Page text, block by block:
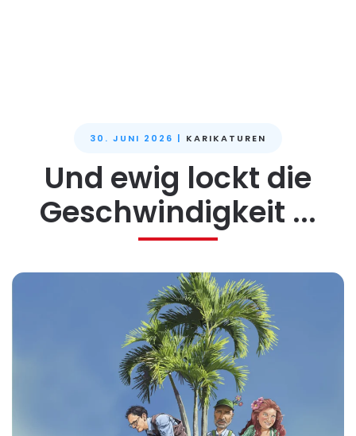
30. JUNI 2026 | KARIKATUREN
Und ewig lockt die
Geschwindigkeit ...